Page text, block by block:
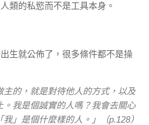
類的私慾而不是工具本身。
生就公佈了，很多條件都不是操
主的，就是對待他人的方式，以及
。我是個誠實的人嗎？我會去關心
」是個什麼樣的人。」（p.128）